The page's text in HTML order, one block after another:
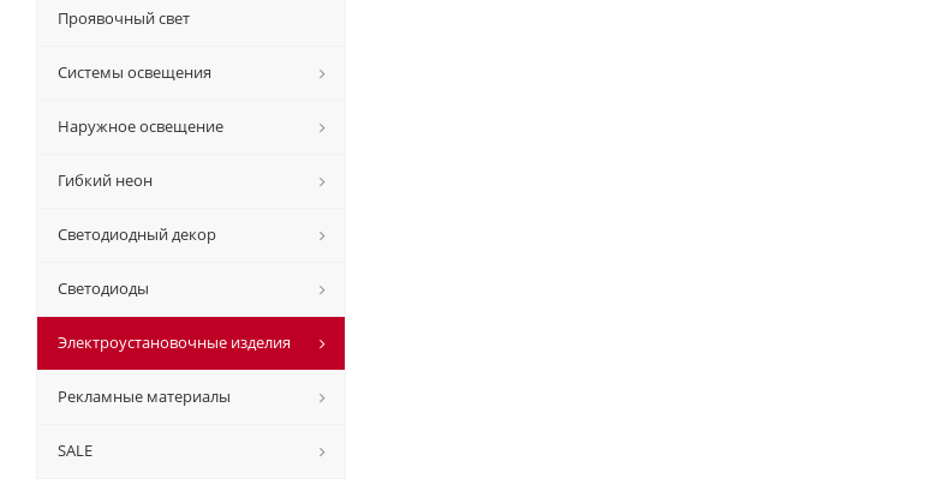
Проявочный свет
Системы освещения
Наружное освещение
Гибкий неон
Светодиодный декор
Светодиоды
Электроустановочные изделия
Рекламные материалы
SALE